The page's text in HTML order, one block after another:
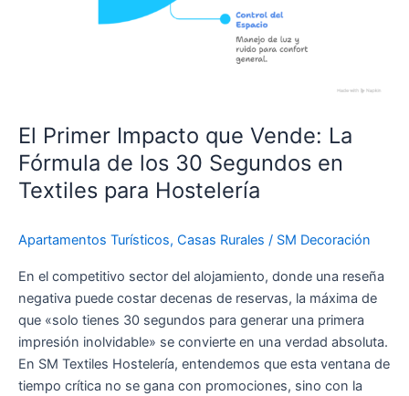
El Primer Impacto que Vende: La
Fórmula de los 30 Segundos en
Textiles para Hostelería
Apartamentos Turísticos, Casas Rurales / SM Decoración
En el competitivo sector del alojamiento, donde una reseña
negativa puede costar decenas de reservas, la máxima de
que «solo tienes 30 segundos para generar una primera
impresión inolvidable» se convierte en una verdad absoluta.
En SM Textiles Hostelería, entendemos que esta ventana de
tiempo crítica no se gana con promociones, sino con la